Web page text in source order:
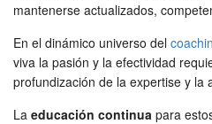
mantenerse actualizados,
En el dinámico universo del
viva la pasión y la efectividad
profundización de la expertise y la
La educación continua para